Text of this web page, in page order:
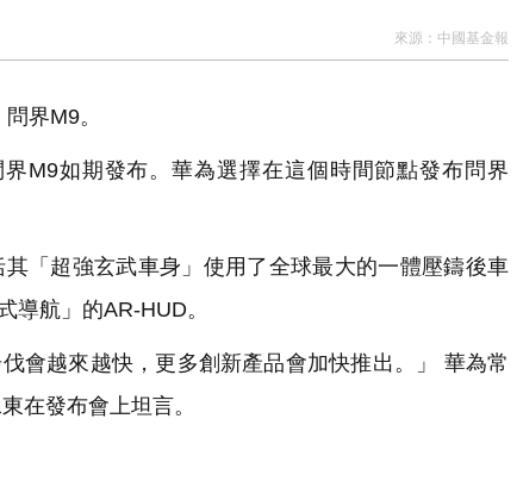
來源： 中國基金報
界M9。
M9如期發布。華為選擇在這個時間節點發布問界
「超強玄武車身」使用了全球最大的一體壓鑄後車
導航」的AR-HUD。
會越來越快，更多創新產品會加快推出。」 華為常
在發布會上坦言。